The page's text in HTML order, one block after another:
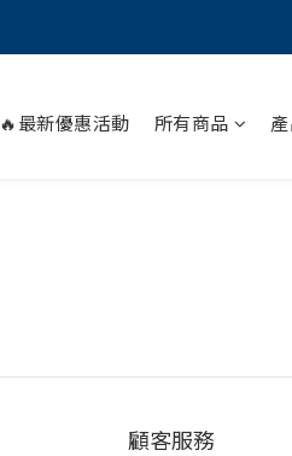
PSK
PSK 光
🔥最新優惠活動 所有商品
顧客服務